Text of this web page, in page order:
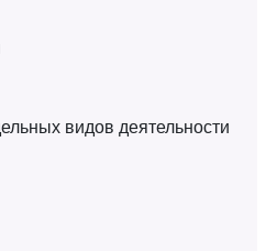
видов деятельности